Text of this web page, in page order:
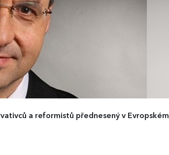
a reformistů přednesený v Evropském